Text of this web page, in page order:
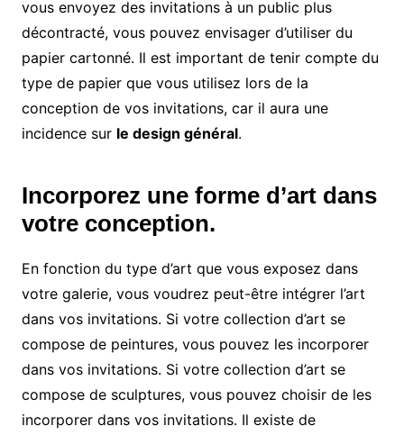
vous envoyez des invitations à un public plus
décontracté, vous pouvez envisager d’utiliser du
papier cartonné. Il est important de tenir compte du
type de papier que vous utilisez lors de la
conception de vos invitations, car il aura une
incidence sur le design général.
Incorporez une forme d’art dans
votre conception.
En fonction du type d’art que vous exposez dans
votre galerie, vous voudrez peut-être intégrer l’art
dans vos invitations. Si votre collection d’art se
compose de peintures, vous pouvez les incorporer
dans vos invitations. Si votre collection d’art se
compose de sculptures, vous pouvez choisir de les
incorporer dans vos invitations. Il existe de